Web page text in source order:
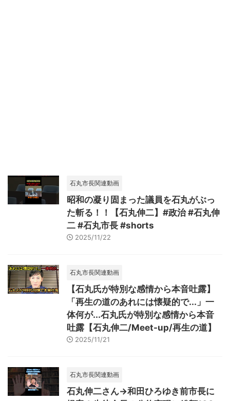
石丸市長関連動画
昭和の凝り固まった議員を石丸がぶっ
た斬る！！【石丸伸二】#政治 #石丸伸
二 #石丸市長 #shorts
2025/11/22
石丸市長関連動画
【石丸氏が特別な感情から本音吐露】
「再生の道のあれには懐疑的で...」一
体何が...石丸氏が特別な感情から本音
吐露【石丸伸二/Meet-up/再生の道】
2025/11/21
石丸市長関連動画
石丸伸二さん→和田ひろゆき前市長に